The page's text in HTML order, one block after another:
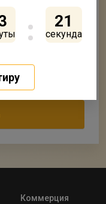
своё
Коммерция
20
секунд